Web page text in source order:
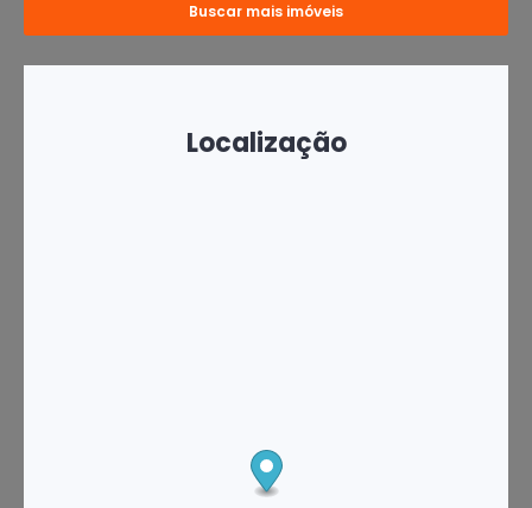
Buscar mais imóveis
Localização